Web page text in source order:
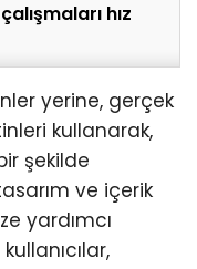
hız
yerine, gerçek
kullanarak,
şekilde
ve içerik
yardımcı